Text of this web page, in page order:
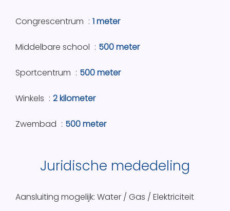
Congrescentrum 1 meter
Middelbare school 500 meter
Sportcentrum 500 meter
Winkels 2 kilometer
Zwembad 500 meter
Juridische mededeling
Aansluiting mogelijk: Water / Gas / Elektriciteit